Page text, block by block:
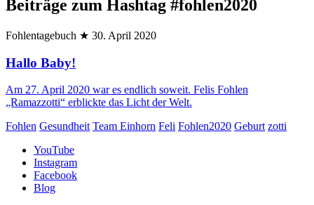
Beiträge zum Hashtag #fohlen2020
Fohlentagebuch ★ 30. April 2020
Hallo Baby!
Am 27. April 2020 war es endlich soweit. Felis Fohlen
„Ramazzotti“ erblickte das Licht der Welt.
Fohlen Gesundheit Team Einhorn Feli Fohlen2020 Geburt zotti
YouTube
Instagram
Facebook
Blog